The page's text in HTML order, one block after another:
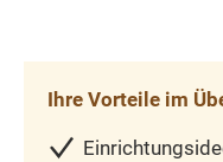
Ihre Vorteile im